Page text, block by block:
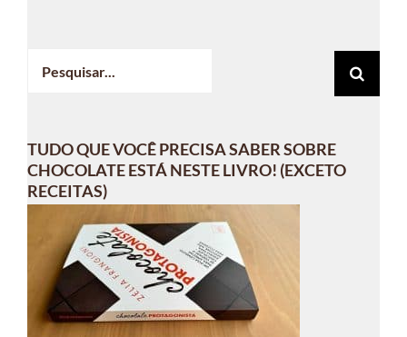
resultados
TUDO QUE VOCÊ PRECISA SABER SOBRE
CHOCOLATE ESTÁ NESTE LIVRO! (EXCETO
RECEITAS)